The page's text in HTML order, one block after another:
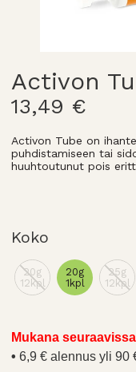
Activon
13,49 €
Activon Tube on
puhdistamiseen tai
huuhtoutunut pois
Koko
20g
12kpl
20g
1kpl
25g
12kpl
Mukana
6,9 € alennus yli 90